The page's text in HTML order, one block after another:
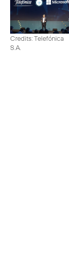
Credits: Telefónica
S.A.